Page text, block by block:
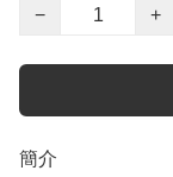
−
+
簡介